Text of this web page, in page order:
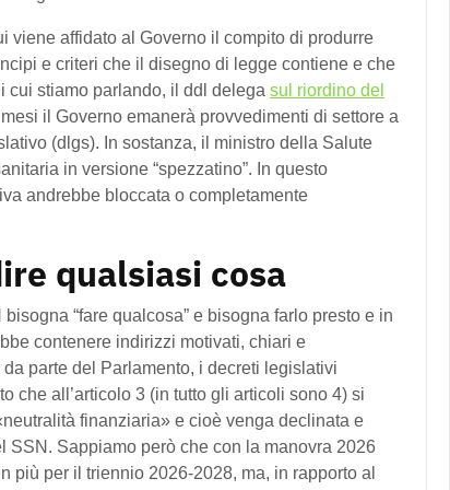
viene affidato al Governo il compito di produrre
e criteri che il disegno di legge contiene e che
cui stiamo parlando, il ddl delega sul riordino del
il Governo emanerà provvedimenti di settore a
(dlgs). In sostanza, il ministro della Salute
in versione “spezzatino”. In questo
andrebbe bloccata o completamente
qualsiasi cosa
“fare qualcosa” e bisogna farlo presto e in
contenere indirizzi motivati, chiari e
parte del Parlamento, i decreti legislativi
che all’articolo 3 (in tutto gli articoli sono 4) si
finanziaria» e cioè venga declinata e
SSN. Sappiamo però che con la manovra 2026
per il triennio 2026-2028, ma, in rapporto al